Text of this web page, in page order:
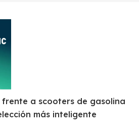
a scooters de gasolina
más inteligente